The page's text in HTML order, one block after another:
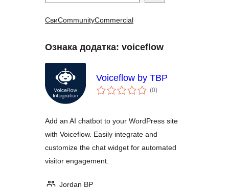
СвиCommunityCommercial
Ознака додатка: voiceflow
Voiceflow by TBP
(0укупних
оцена
)
Add an AI chatbot to your WordPress site
with Voiceflow. Easily integrate and
customize the chat widget for automated
visitor engagement.
Jordan BP